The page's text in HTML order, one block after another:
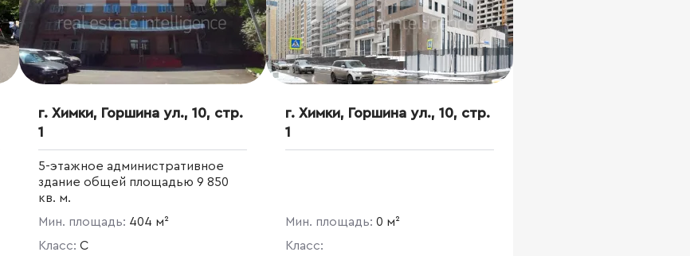
г. Химки, Горшина ул., 10, стр.
1
5-этажное административное
здание общей площадью 9 850
кв. м.
Мин. площадь: 404 м²
Класс: C
г. Химки, Горшина ул., 10, стр.
1
Мин. площадь: 0 м²
Класс: